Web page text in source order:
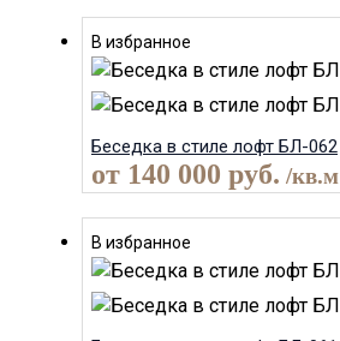
В избранное
Беседка в стиле лофт БЛ-062
от 140 000 руб. /кв.м
В избранное